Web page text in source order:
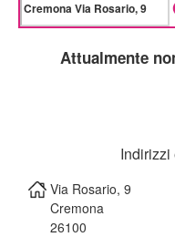
Attualmente
Indirizzi
Via Rosario, 9
Cremona
26100